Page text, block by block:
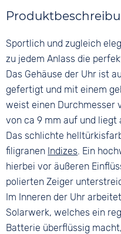
Material
Farbe
Silber
Türkis
Ziffern
Arabisch
Silber
Material
Edelstahl
Bandschließe
Faltschließe
Sportlich und zugleich
zu jedem Anlass die
Das Gehäuse der Uhr ist
gefertigt und mit einem
weist einen Durchmesser
von ca 9 mm auf und liegt
Das schlichte
filigranen Indizes. Ein
hierbei vor äußeren
polierten Zeiger
Im Inneren der Uhr
Solarwerk, welches ein
Batterie überflüssig